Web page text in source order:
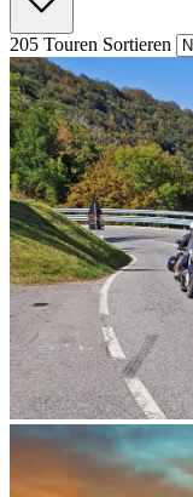
205 Touren Sortieren